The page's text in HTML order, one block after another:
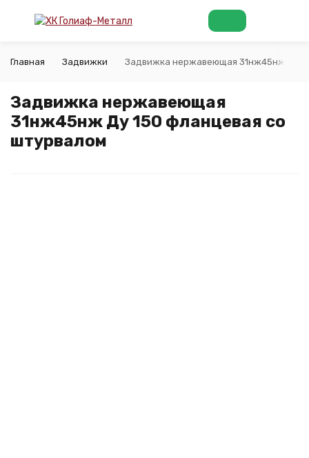
Главная Задвижки Задвижка нержавеющая 31нж45нж Ду
Задвижка нержавеющая
31нж45нж Ду 150 фланцевая со
штурвалом